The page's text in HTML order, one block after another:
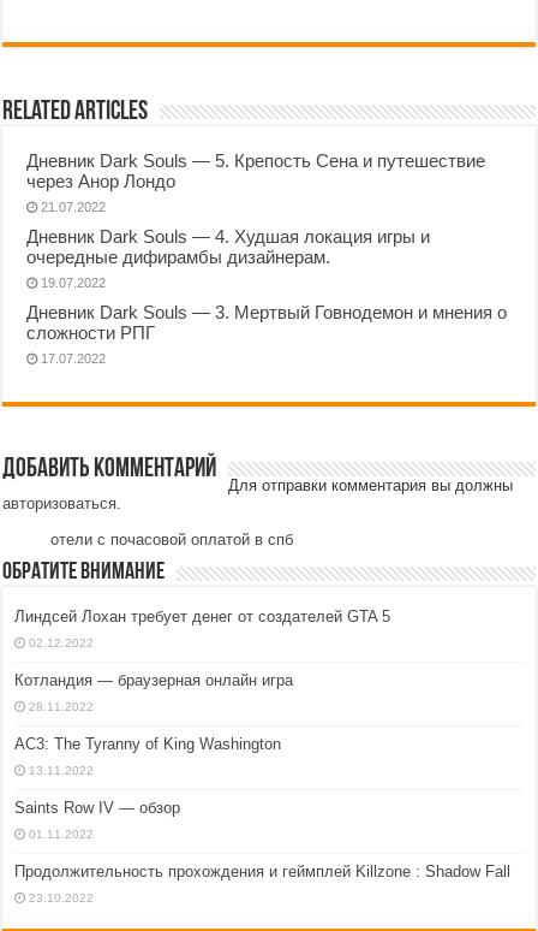
Related Articles
Дневник Dark Souls — 5. Крепость Сена и путешествие
через Анор Лондо
21.07.2022
Дневник Dark Souls — 4. Худшая локация игры и
очередные дифирамбы дизайнерам.
19.07.2022
Дневник Dark Souls — 3. Мертвый Говнодемон и мнения о
сложности РПГ
17.07.2022
Добавить комментарий
Для отправки комментария вы должны
авторизоваться
отели с почасовой оплатой в спб
Обратите внимание
Линдсей Лохан требует денег от создателей GTA 5
02.12.2022
Котландия — браузерная онлайн игра
28.11.2022
AC3: The Tyranny of King Washington
13.11.2022
Saints Row IV — обзор
01.11.2022
Продолжительность прохождения и геймплей Killzone : Shadow Fall
23.10.2022